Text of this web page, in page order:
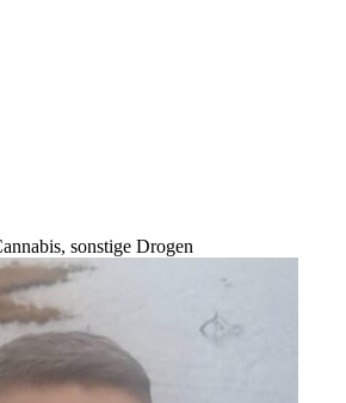
sonstige Drogen